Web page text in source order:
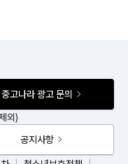
중고나라 광고 문의
외)
공지사항